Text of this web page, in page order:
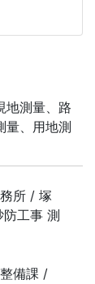
地測量、路
量、用地測
所 / 塚
工事 測
備課 /